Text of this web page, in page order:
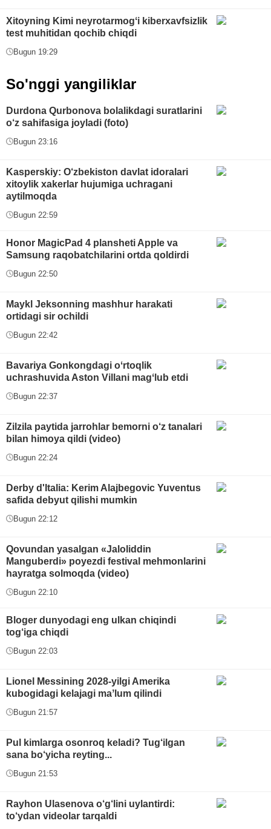
Xitoyning Kimi neyrotarmogʻi kiberxavfsizlik
test muhitidan qochib chiqdi
Bugun 19:29
So'nggi yangiliklar
Durdona Qurbonova bolalikdagi suratlarini
o‘z sahifasiga joyladi (foto)
Bugun 23:16
Kasperskiy: O‘zbekiston davlat idoralari
xitoylik xakerlar hujumiga uchragani
aytilmoqda
Bugun 22:59
Honor MagicPad 4 plansheti Apple va
Samsung raqobatchilarini ortda qoldirdi
Bugun 22:50
Maykl Jeksonning mashhur harakati
ortidagi sir ochildi
Bugun 22:42
Bavariya Gonkongdagi oʻrtoqlik
uchrashuvida Aston Villani magʻlub etdi
Bugun 22:37
Zilzila paytida jarrohlar bemorni o‘z tanalari
bilan himoya qildi (video)
Bugun 22:24
Derby d'Italia: Kerim Alajbegovic Yuventus
safida debyut qilishi mumkin
Bugun 22:12
Qovundan yasalgan «Jaloliddin
Manguberdi» poyezdi festival mehmonlarini
hayratga solmoqda (video)
Bugun 22:10
Bloger dunyodagi eng ulkan chiqindi
tog‘iga chiqdi
Bugun 22:03
Lionel Messining 2028-yilgi Amerika
kubogidagi kelajagi maʼlum qilindi
Bugun 21:57
Pul kimlarga osonroq keladi? Tug‘ilgan
sana bo‘yicha reyting...
Bugun 21:53
Rayhon Ulasenova o‘g‘lini uylantirdi:
to‘ydan videolar tarqaldi